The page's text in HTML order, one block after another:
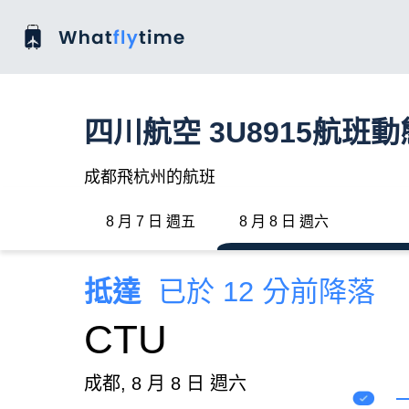
四川航空 3U8915航班動
成都飛杭州的航班
8 月 7 日 週五 8 月 8 日 週六
抵達 已於 12 分前降落
CTU
成都, 8 月 8 日 週六